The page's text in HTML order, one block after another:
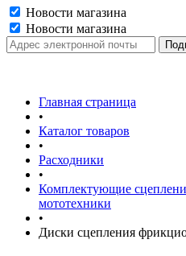
Новости магазина
Новости магазина
Главная страница
•
Каталог товаров
•
Расходники
•
Комплектующие
мототехники
•
Диски сцепления